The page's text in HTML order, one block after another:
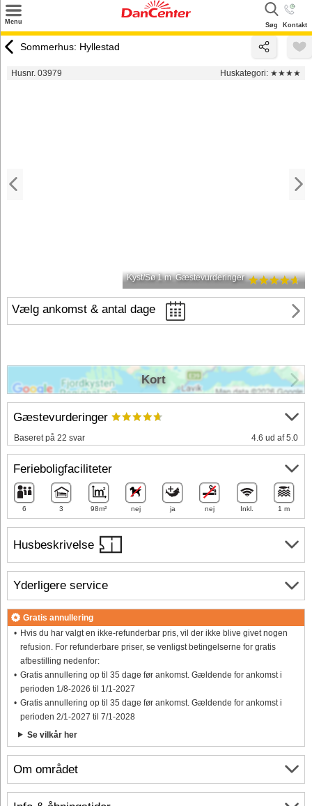
Menu Søg Kontakt
Tilbud
Sommerhus: Hyllestad
Husnr. 03979 Huskategori: ★★★★
Kyst/Sø 1 m Gæstevurderinger
Vælg ankomst & antal dage
Husbeskrivelse
Om området
Gæstevurderinger
Baseret på 22 svar 4.6 ud af 5.0
Ferieboligfaciliteter
6 3 98m² nej ja nej Inkl. 1 m
Yderligere service
Gratis annullering
Hvis du har valgt en ikke-refunderbar pris, vil der ikke blive givet nogen
refusion. For refunderbare priser, se venligst betingelserne for gratis
afbestilling nedenfor:
Gratis annullering op til 35 dage før ankomst. Gældende for ankomst i
perioden 1/8-2026 til 1/1-2027
Gratis annullering op til 35 dage før ankomst. Gældende for ankomst i
perioden 2/1-2027 til 7/1-2028
Se vilkår her
Kort